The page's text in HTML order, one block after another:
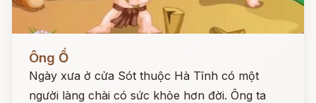
Đọc ngay
Ông Ồ
Ngày xưa ở cửa Sót thuộc Hà Tĩnh có một
người làng chài có sức khỏe hơn đời. Ông ta